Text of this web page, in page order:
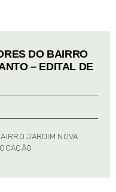
DO BAIRRO
– EDITAL DE
JARDIM NOVA